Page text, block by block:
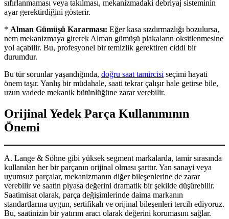
sıfırlanmaması veya takılması, mekanizmadaki debriyaj sisteminin
ayar gerektirdiğini gösterir.
* Alman Gümüşü Kararması: Eğer kasa sızdırmazlığı bozulursa,
nem mekanizmaya girerek Alman gümüşü plakaların oksitlenmesine
yol açabilir. Bu, profesyonel bir temizlik gerektiren ciddi bir
durumdur.
Bu tür sorunlar yaşandığında, doğru saat tamircisi seçimi hayati
önem taşır. Yanlış bir müdahale, saati tekrar çalışır hale getirse bile,
uzun vadede mekanik bütünlüğüne zarar verebilir.
Orijinal Yedek Parça Kullanımının
Önemi
A. Lange & Söhne gibi yüksek segment markalarda, tamir sırasında
kullanılan her bir parçanın orijinal olması şarttır. Yan sanayi veya
uyumsuz parçalar, mekanizmanın diğer bileşenlerine de zarar
verebilir ve saatin piyasa değerini dramatik bir şekilde düşürebilir.
Saatimisat olarak, parça değişimlerinde daima markanın
standartlarına uygun, sertifikalı ve orijinal bileşenleri tercih ediyoruz.
Bu, saatinizin bir yatırım aracı olarak değerini korumasını sağlar.